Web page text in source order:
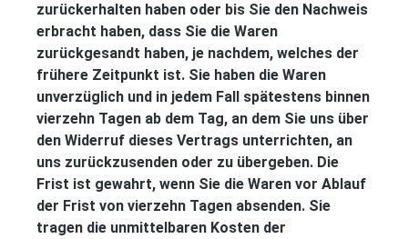
zurückerhalten haben oder bis Sie den Nachweis
erbracht haben, dass Sie die Waren
zurückgesandt haben, je nachdem, welches der
frühere Zeitpunkt ist. Sie haben die Waren
unverzüglich und in jedem Fall spätestens binnen
vierzehn Tagen ab dem Tag, an dem Sie uns über
den Widerruf dieses Vertrags unterrichten, an
uns zurückzusenden oder zu übergeben. Die
Frist ist gewahrt, wenn Sie die Waren vor Ablauf
der Frist von vierzehn Tagen absenden. Sie
tragen die unmittelbaren Kosten der